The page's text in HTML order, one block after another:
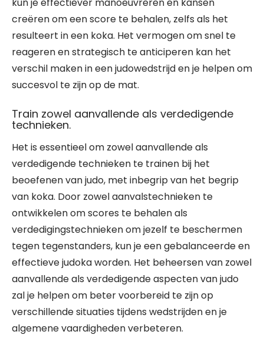
creëren om een score te behalen, zelfs als het
resulteert in een koka. Het vermogen om snel te
reageren en strategisch te anticiperen kan het
verschil maken in een judowedstrijd en je helpen om
succesvol te zijn op de mat.
Train zowel aanvallende als verdedigende
technieken.
Het is essentieel om zowel aanvallende als
verdedigende technieken te trainen bij het
beoefenen van judo, met inbegrip van het begrip
van koka. Door zowel aanvalstechnieken te
ontwikkelen om scores te behalen als
verdedigingstechnieken om jezelf te beschermen
tegen tegenstanders, kun je een gebalanceerde en
effectieve judoka worden. Het beheersen van zowel
aanvallende als verdedigende aspecten van judo
zal je helpen om beter voorbereid te zijn op
verschillende situaties tijdens wedstrijden en je
algemene vaardigheden verbeteren.